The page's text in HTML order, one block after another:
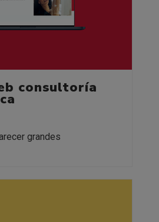
consultoría
grandes